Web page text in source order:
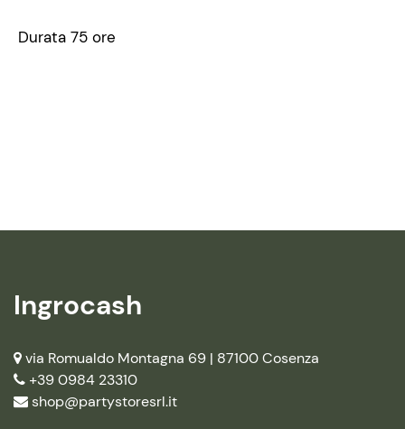
Durata 75 ore
Ingrocash
via Romualdo Montagna 69 | 87100 Cosenza
+39 0984 23310
shop@partystoresrl.it